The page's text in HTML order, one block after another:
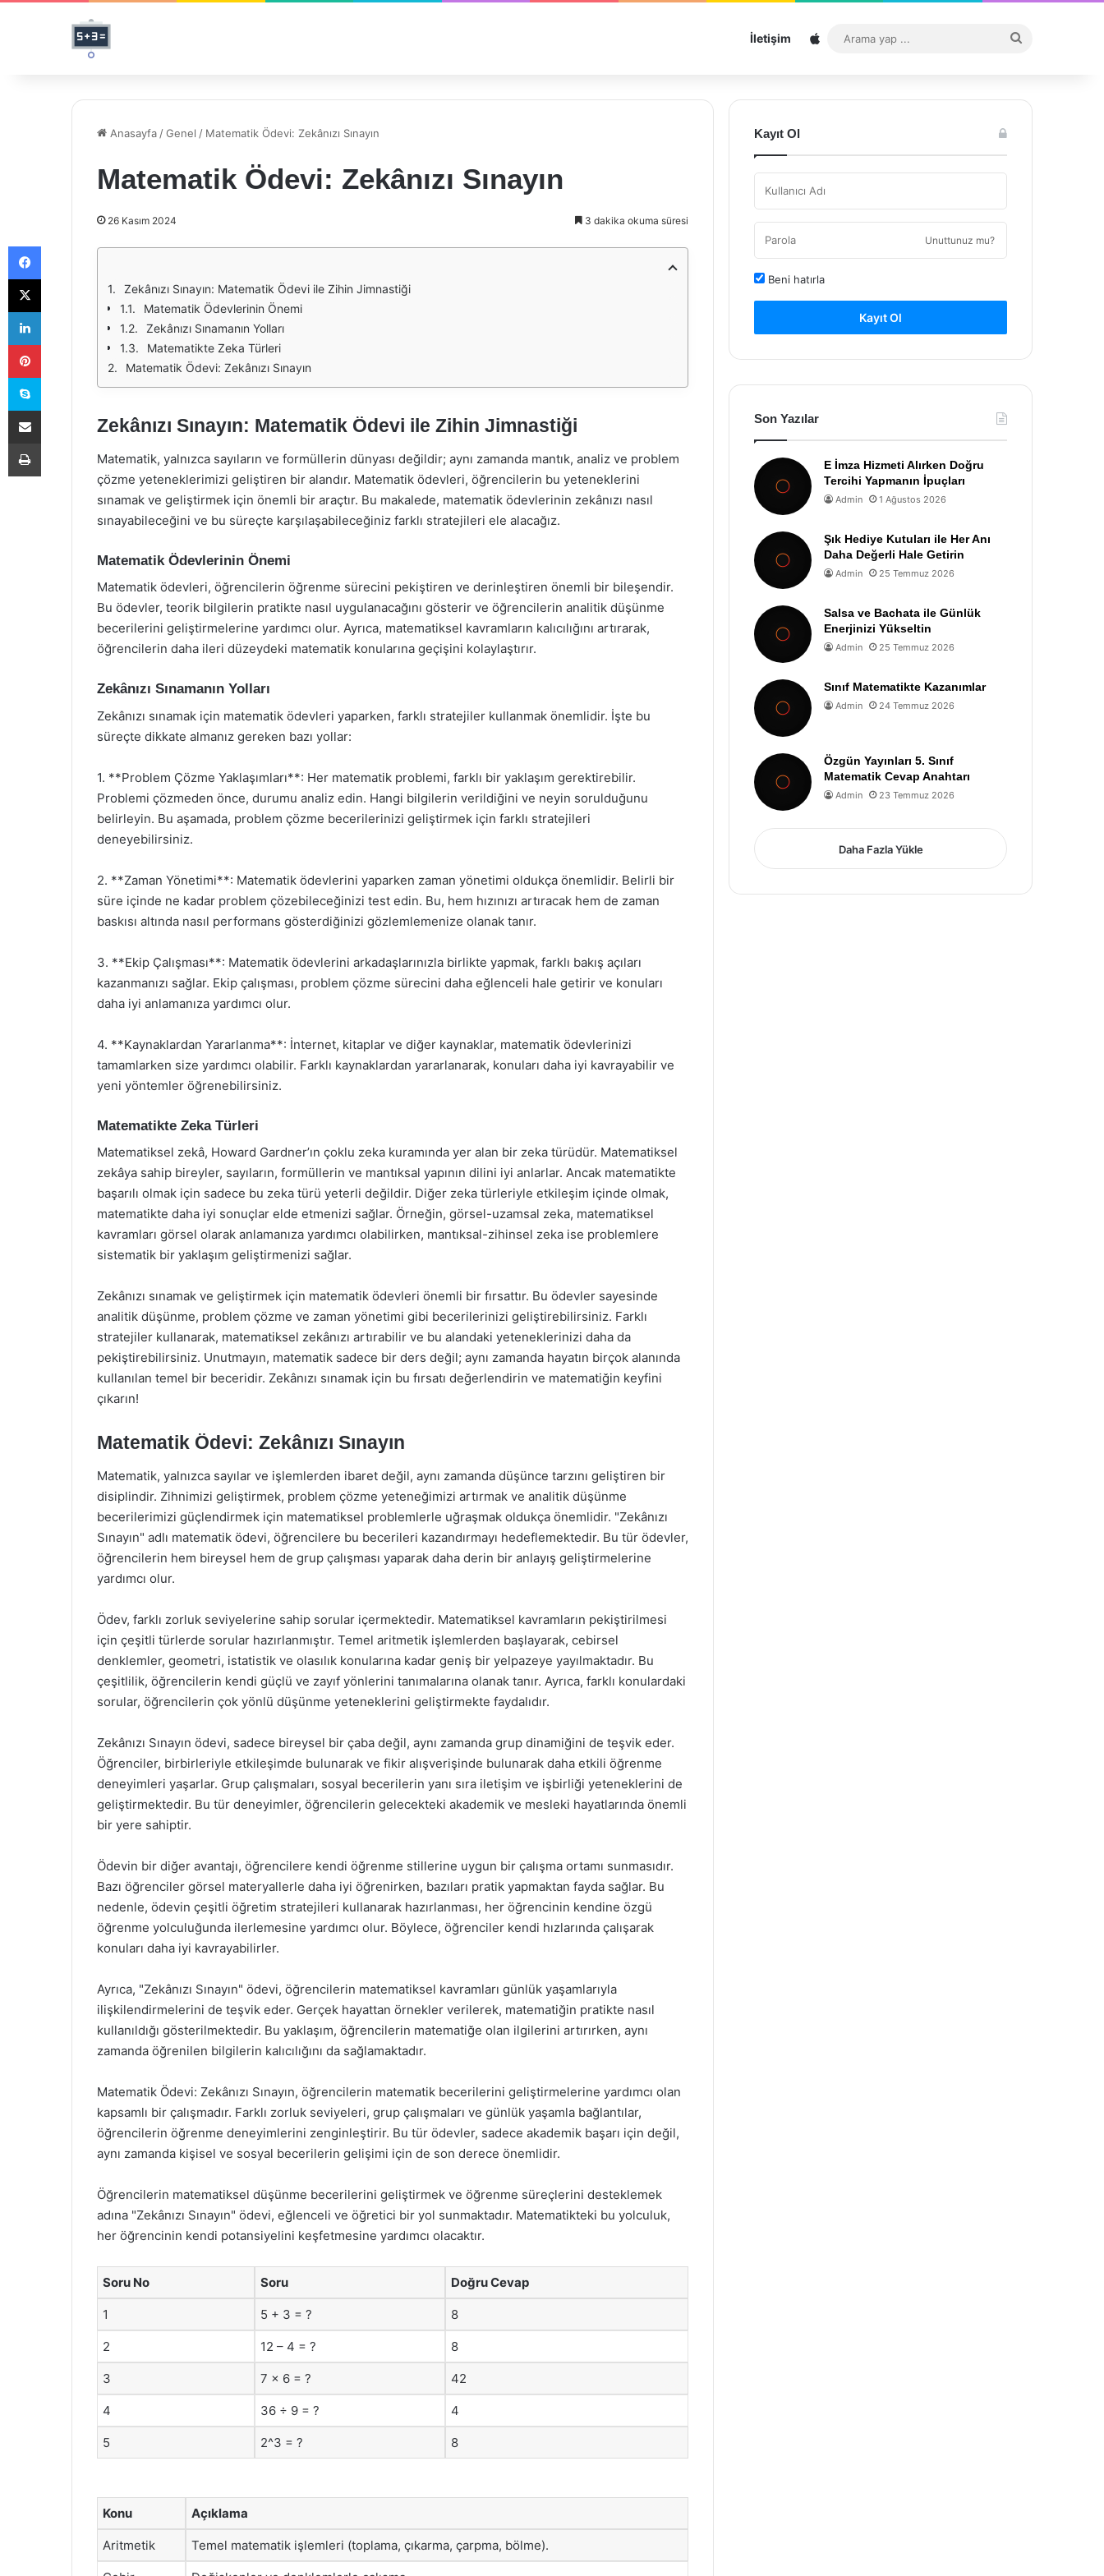
İletişim Sitemap
...
Anasayfa /Genel / Matematik Ödevi: Zekânızı Sınayın
Matematik Ödevi: Zekânızı Sınayın
26 Kasım 2024 3 dakika okuma süresi
Zekânızı Sınayın: Matematik Ödevi ile Zihin Jimnastiği
Matematik Ödevlerinin Önemi
Zekânızı Sınamanın Yolları
Matematikte Zeka Türleri
Matematik Ödevi: Zekânızı Sınayın
Zekânızı Sınayın: Matematik Ödevi ile Zihin Jimnastiği
Matematik, yalnızca sayıların ve formüllerin dünyası değildir; aynı zamanda mantık, analiz ve problem
çözme yeteneklerimizi geliştiren bir alandır. Matematik ödevleri, öğrencilerin bu yeteneklerini
sınamak ve geliştirmek için önemli bir araçtır. Bu makalede, matematik ödevlerinin zekânızı nasıl
sınayabileceğini ve bu süreçte karşılaşabileceğiniz farklı stratejileri ele alacağız.
Matematik Ödevlerinin Önemi
Matematik ödevleri, öğrencilerin öğrenme sürecini pekiştiren ve derinleştiren önemli bir bileşendir.
Bu ödevler, teorik bilgilerin pratikte nasıl uygulanacağını gösterir ve öğrencilerin analitik düşünme
becerilerini geliştirmelerine yardımcı olur. Ayrıca, matematiksel kavramların kalıcılığını artırarak,
öğrencilerin daha ileri düzeydeki matematik konularına geçişini kolaylaştırır.
Zekânızı Sınamanın Yolları
Zekânızı sınamak için matematik ödevleri yaparken, farklı stratejiler kullanmak önemlidir. İşte bu
süreçte dikkate almanız gereken bazı yollar:
1. **Problem Çözme Yaklaşımları**: Her matematik problemi, farklı bir yaklaşım gerektirebilir.
Problemi çözmeden önce, durumu analiz edin. Hangi bilgilerin verildiğini ve neyin sorulduğunu
belirleyin. Bu aşamada, problem çözme becerilerinizi geliştirmek için farklı stratejileri
deneyebilirsiniz.
2. **Zaman Yönetimi**: Matematik ödevlerini yaparken zaman yönetimi oldukça önemlidir. Belirli bir
süre içinde ne kadar problem çözebileceğinizi test edin. Bu, hem hızınızı artıracak hem de zaman
baskısı altında nasıl performans gösterdiğinizi gözlemlemenize olanak tanır.
3. **Ekip Çalışması**: Matematik ödevlerini arkadaşlarınızla birlikte yapmak, farklı bakış açıları
kazanmanızı sağlar. Ekip çalışması, problem çözme sürecini daha eğlenceli hale getirir ve konuları
daha iyi anlamanıza yardımcı olur.
4. **Kaynaklardan Yararlanma**: İnternet, kitaplar ve diğer kaynaklar, matematik ödevlerinizi
tamamlarken size yardımcı olabilir. Farklı kaynaklardan yararlanarak, konuları daha iyi kavrayabilir ve
yeni yöntemler öğrenebilirsiniz.
Matematikte Zeka Türleri
Matematiksel zekâ, Howard Gardner’ın çoklu zeka kuramında yer alan bir zeka türüdür. Matematiksel
zekâya sahip bireyler, sayıların, formüllerin ve mantıksal yapının dilini iyi anlarlar. Ancak matematikte
başarılı olmak için sadece bu zeka türü yeterli değildir. Diğer zeka türleriyle etkileşim içinde olmak,
matematikte daha iyi sonuçlar elde etmenizi sağlar. Örneğin, görsel-uzamsal zeka, matematiksel
kavramları görsel olarak anlamanıza yardımcı olabilirken, mantıksal-zihinsel zeka ise problemlere
sistematik bir yaklaşım geliştirmenizi sağlar.
Zekânızı sınamak ve geliştirmek için matematik ödevleri önemli bir fırsattır. Bu ödevler sayesinde
analitik düşünme, problem çözme ve zaman yönetimi gibi becerilerinizi geliştirebilirsiniz. Farklı
stratejiler kullanarak, matematiksel zekânızı artırabilir ve bu alandaki yeteneklerinizi daha da
pekiştirebilirsiniz. Unutmayın, matematik sadece bir ders değil; aynı zamanda hayatın birçok alanında
kullanılan temel bir beceridir. Zekânızı sınamak için bu fırsatı değerlendirin ve matematiğin keyfini
çıkarın!
Matematik Ödevi: Zekânızı Sınayın
Matematik, yalnızca sayılar ve işlemlerden ibaret değil, aynı zamanda düşünce tarzını geliştiren bir
disiplindir. Zihnimizi geliştirmek, problem çözme yeteneğimizi artırmak ve analitik düşünme
becerilerimizi güçlendirmek için matematiksel problemlerle uğraşmak oldukça önemlidir. "Zekânızı
Sınayın" adlı matematik ödevi, öğrencilere bu becerileri kazandırmayı hedeflemektedir. Bu tür ödevler,
öğrencilerin hem bireysel hem de grup çalışması yaparak daha derin bir anlayış geliştirmelerine
yardımcı olur.
Ödev, farklı zorluk seviyelerine sahip sorular içermektedir. Matematiksel kavramların pekiştirilmesi
için çeşitli türlerde sorular hazırlanmıştır. Temel aritmetik işlemlerden başlayarak, cebirsel
denklemler, geometri, istatistik ve olasılık konularına kadar geniş bir yelpazeye yayılmaktadır. Bu
çeşitlilik, öğrencilerin kendi güçlü ve zayıf yönlerini tanımalarına olanak tanır. Ayrıca, farklı konulardaki
sorular, öğrencilerin çok yönlü düşünme yeteneklerini geliştirmekte faydalıdır.
Zekânızı Sınayın ödevi, sadece bireysel bir çaba değil, aynı zamanda grup dinamiğini de teşvik eder.
Öğrenciler, birbirleriyle etkileşimde bulunarak ve fikir alışverişinde bulunarak daha etkili öğrenme
deneyimleri yaşarlar. Grup çalışmaları, sosyal becerilerin yanı sıra iletişim ve işbirliği yeteneklerini de
geliştirmektedir. Bu tür deneyimler, öğrencilerin gelecekteki akademik ve mesleki hayatlarında önemli
bir yere sahiptir.
Ödevin bir diğer avantajı, öğrencilere kendi öğrenme stillerine uygun bir çalışma ortamı sunmasıdır.
Bazı öğrenciler görsel materyallerle daha iyi öğrenirken, bazıları pratik yapmaktan fayda sağlar. Bu
nedenle, ödevin çeşitli öğretim stratejileri kullanarak hazırlanması, her öğrencinin kendine özgü
öğrenme yolculuğunda ilerlemesine yardımcı olur. Böylece, öğrenciler kendi hızlarında çalışarak
konuları daha iyi kavrayabilirler.
Ayrıca, "Zekânızı Sınayın" ödevi, öğrencilerin matematiksel kavramları günlük yaşamlarıyla
ilişkilendirmelerini de teşvik eder. Gerçek hayattan örnekler verilerek, matematiğin pratikte nasıl
kullanıldığı gösterilmektedir. Bu yaklaşım, öğrencilerin matematiğe olan ilgilerini artırırken, aynı
zamanda öğrenilen bilgilerin kalıcılığını da sağlamaktadır.
Matematik Ödevi: Zekânızı Sınayın, öğrencilerin matematik becerilerini geliştirmelerine yardımcı olan
kapsamlı bir çalışmadır. Farklı zorluk seviyeleri, grup çalışmaları ve günlük yaşamla bağlantılar,
öğrencilerin öğrenme deneyimlerini zenginleştirir. Bu tür ödevler, sadece akademik başarı için değil,
aynı zamanda kişisel ve sosyal becerilerin gelişimi için de son derece önemlidir.
Öğrencilerin matematiksel düşünme becerilerini geliştirmek ve öğrenme süreçlerini desteklemek
adına "Zekânızı Sınayın" ödevi, eğlenceli ve öğretici bir yol sunmaktadır. Matematikteki bu yolculuk,
her öğrencinin kendi potansiyelini keşfetmesine yardımcı olacaktır.
Soru No Soru Doğru Cevap
1 5 + 3 = ? 8
2 12 – 4 = ? 8
3 7 x 6 = ? 42
4 36 ÷ 9 = ? 4
5 2^3 = ? 8
Konu Açıklama
Aritmetik Temel matematik işlemleri (toplama, çıkarma, çarpma, bölme).
Kayıt Ol
Unuttunuz mu?
Beni hatırla
Kayıt Ol
Son Yazılar
E İmza Hizmeti Alırken Doğru
Tercihi Yapmanın İpuçları
Admin 1 Ağustos 2026
Şık Hediye Kutuları ile Her Anı
Daha Değerli Hale Getirin
Admin 25 Temmuz 2026
Salsa ve Bachata ile Günlük
Enerjinizi Yükseltin
Admin 25 Temmuz 2026
Sınıf Matematikte Kazanımlar
Admin 24 Temmuz 2026
Özgün Yayınları 5. Sınıf
Matematik Cevap Anahtarı
Admin 23 Temmuz 2026
Daha Fazla Yükle
Facebook
X
LinkedIn
Pinterest
Skype
E-Posta ile paylaş